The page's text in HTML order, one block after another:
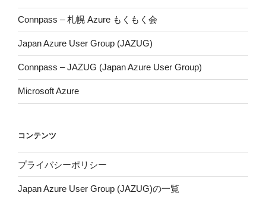
Connpass – 札幌 Azure もくもく会
Japan Azure User Group (JAZUG)
Connpass – JAZUG (Japan Azure User Group)
Microsoft Azure
コンテンツ
プライバシーポリシー
Japan Azure User Group (JAZUG)の一覧